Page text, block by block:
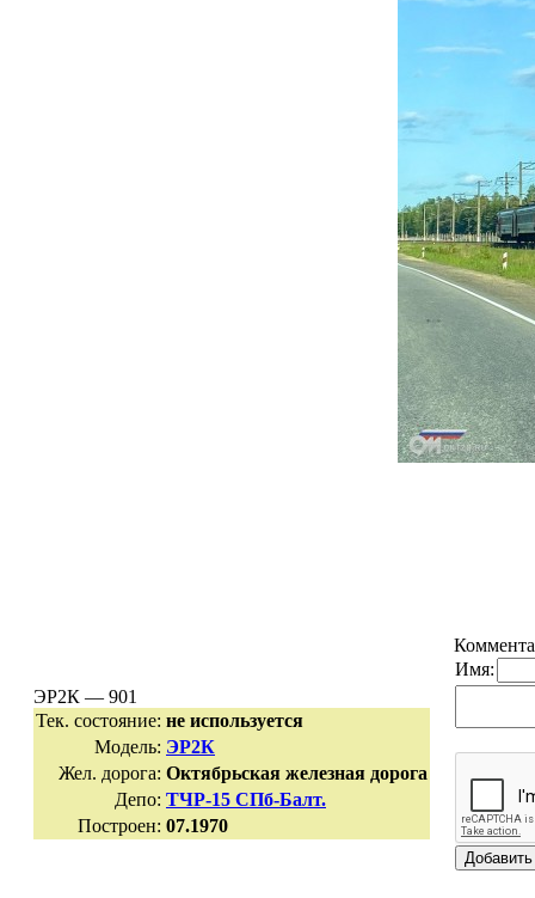
ЭР2К — 901
Тек. состояние: не используется
Модель: ЭР2К
Жел. дорога: Октябрьская железная дорога
Депо: ТЧР-15 СПб-Балт.
Построен: 07.1970
Имя: